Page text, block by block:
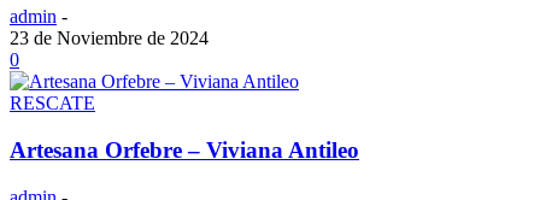
admin -
23 de Noviembre de 2024
0
RESCATE
Artesana Orfebre – Viviana Antileo